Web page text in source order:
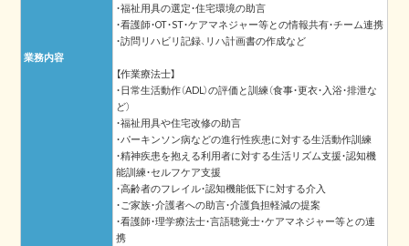
業務内容
・福祉用具の選定・住宅環境の助言
・看護師・OT・ST・ケアマネジャー等との情報共有・チーム連携
・訪問リハビリ記録、リハ計画書の作成など
【作業療法士】
・日常生活動作（ADL）の評価と訓練（食事・更衣・入浴・排泄な
ど）
・福祉用具や住宅改修の助言
・パーキンソン病などの進行性疾患に対する生活動作訓練
・精神疾患を抱える利用者に対する生活リズム支援・認知機
能訓練・セルフケア支援
・高齢者のフレイル・認知機能低下に対する介入
・ご家族・介護者への助言・介護負担軽減の提案
・看護師・理学療法士・言語聴覚士・ケアマネジャー等との連
携